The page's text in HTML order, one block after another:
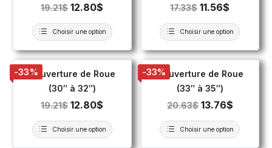
19.21$ 12.80$
Choisir une option
17.33$ 11.56$
Choisir une option
-33%Couverture de Roue
(30″ à 32″)
19.21$ 12.80$
Choisir une option
-33%Couverture de Roue
(33″ à 35″)
20.63$ 13.76$
Choisir une option